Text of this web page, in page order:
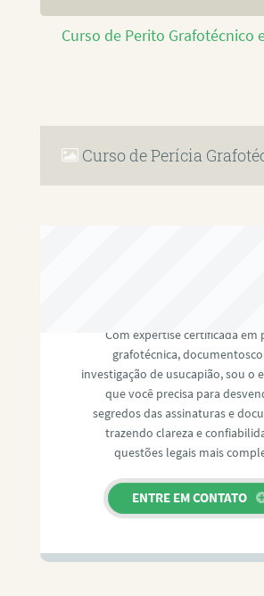
Curso de Perito Grafotécnico
Curso de Perícia
Com expertise certificada em
grafotécnica,
investigação de usucapião, sou o
que você precisa para
segredos das assinaturas e
trazendo clareza e
questões legais mais
ENTRE EM CONTATO